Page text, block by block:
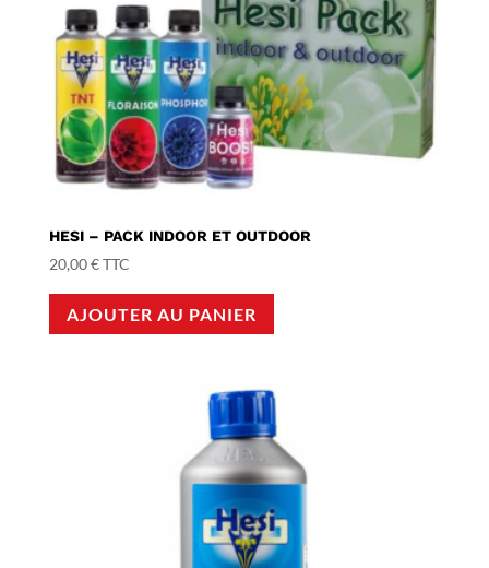
HESI – PACK INDOOR ET OUTDOOR
20,00€TTC
AJOUTER AU PANIER